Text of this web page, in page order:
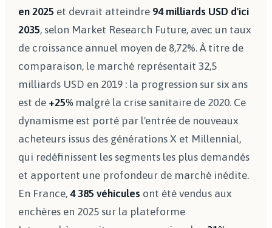
en 2025 et devrait atteindre 94 milliards USD d'ici
2035, selon Market Research Future, avec un taux
de croissance annuel moyen de 8,72%. À titre de
comparaison, le marché représentait 32,5
milliards USD en 2019 : la progression sur six ans
est de +25% malgré la crise sanitaire de 2020. Ce
dynamisme est porté par l'entrée de nouveaux
acheteurs issus des générations X et Millennial,
qui redéfinissent les segments les plus demandés
et apportent une profondeur de marché inédite.
En France, 4 385 véhicules ont été vendus aux
enchères en 2025 sur la plateforme